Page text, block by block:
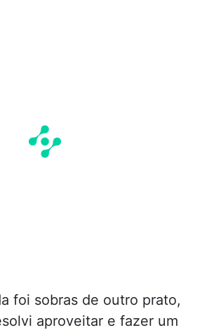
foi sobras de outro prato,
aproveitar e fazer um